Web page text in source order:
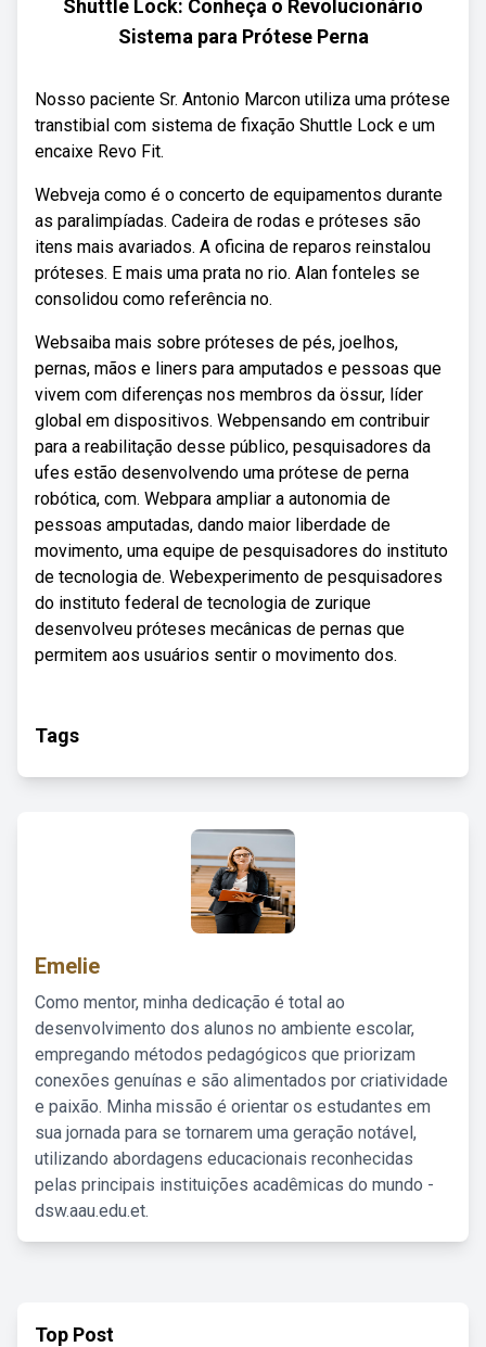
Shuttle Lock: Conheça o Revolucionário
Sistema para Prótese Perna
Nosso paciente Sr. Antonio Marcon utiliza uma prótese
transtibial com sistema de fixação Shuttle Lock e um
encaixe Revo Fit.
Webveja como é o concerto de equipamentos durante
as paralimpíadas. Cadeira de rodas e próteses são
itens mais avariados. A oficina de reparos reinstalou
próteses. E mais uma prata no rio. Alan fonteles se
consolidou como referência no.
Websaiba mais sobre próteses de pés, joelhos,
pernas, mãos e liners para amputados e pessoas que
vivem com diferenças nos membros da össur, líder
global em dispositivos. Webpensando em contribuir
para a reabilitação desse público, pesquisadores da
ufes estão desenvolvendo uma prótese de perna
robótica, com. Webpara ampliar a autonomia de
pessoas amputadas, dando maior liberdade de
movimento, uma equipe de pesquisadores do instituto
de tecnologia de. Webexperimento de pesquisadores
do instituto federal de tecnologia de zurique
desenvolveu próteses mecânicas de pernas que
permitem aos usuários sentir o movimento dos.
Tags
Emelie
Como mentor, minha dedicação é total ao
desenvolvimento dos alunos no ambiente escolar,
empregando métodos pedagógicos que priorizam
conexões genuínas e são alimentados por criatividade
e paixão. Minha missão é orientar os estudantes em
sua jornada para se tornarem uma geração notável,
utilizando abordagens educacionais reconhecidas
pelas principais instituições acadêmicas do mundo -
dsw.aau.edu.et.
Top Post